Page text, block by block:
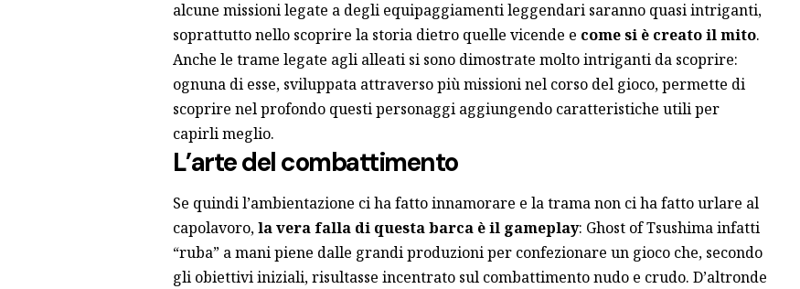
alcune missioni legate a degli equipaggiamenti leggendari saranno quasi intriganti,
soprattutto nello scoprire la storia dietro quelle vicende e come si è creato il mito.
Anche le trame legate agli alleati si sono dimostrate molto intriganti da scoprire:
ognuna di esse, sviluppata attraverso più missioni nel corso del gioco, permette di
scoprire nel profondo questi personaggi aggiungendo caratteristiche utili per
capirli meglio.
L’arte del combattimento
Se quindi l’ambientazione ci ha fatto innamorare e la trama non ci ha fatto urlare al
capolavoro,la vera falla di questa barca è il gameplay: Ghost of Tsushima infatti
“ruba” a mani piene dalle grandi produzioni per confezionare un gioco che, secondo
gli obiettivi iniziali, risultasse incentrato sul combattimento nudo e crudo. D’altronde